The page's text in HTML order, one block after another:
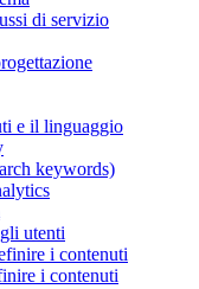
di servizio
e il linguaggio
keywords)
utenti
i contenuti
i contenuti